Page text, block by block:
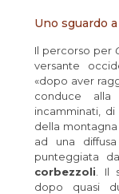
Uno sguardo
Il percorso per
versante
«dopo aver
conduce alla
incamminati,
della
ad una
punteggiata
corbezzoli . Il
dopo quasi